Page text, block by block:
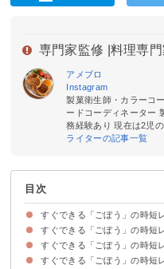
専門家監修 | 料理専
アメブロ
Instagram
製菓衛生師・カラーコ
ードコーディネーター
務経験あり 現在は2児
ライターの記事一覧
目次
すぐできる「ごぼう」の時短
すぐできる「ごぼう」の時短
①きんぴらごぼう【15分】
②ごぼうの味噌マヨサラダ【
③ごぼうとハムのわさびマヨ
④イタリアンきんぴらごぼう
⑤きんぴらごぼう入り卵焼き
⑥新ごぼうのごま和え【10分
⑦ごぼうと小松菜のキムチ炒
すぐできる「ごぼう」の時短
①たたきごぼうのナムル【10
②ごぼうのから揚げ【10分】
③きんぴらごぼうのかき揚げ
④ごぼうと牛肉の炒め煮【15
⑤レンジで無限ごぼう【10分
⑥チリごぼう【15分】
⑦ごぼうの味噌チーズ焼き【
すぐできる「ごぼう」の時短